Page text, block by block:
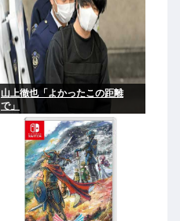
山上徹也「よかったこの距離
で」